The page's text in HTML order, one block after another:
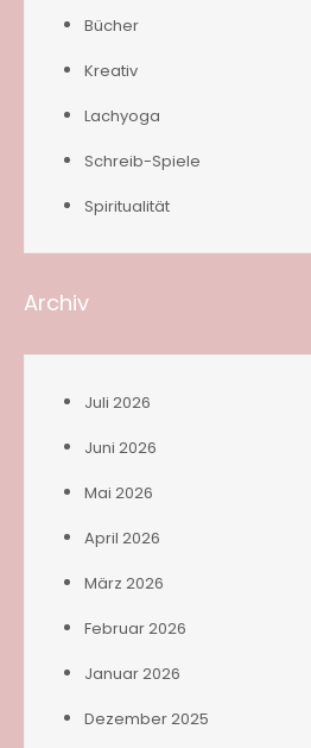
Bücher
Kreativ
Lachyoga
Schreib-Spiele
Spiritualität
Archiv
Juli 2026
Juni 2026
Mai 2026
April 2026
März 2026
Februar 2026
Januar 2026
Dezember 2025